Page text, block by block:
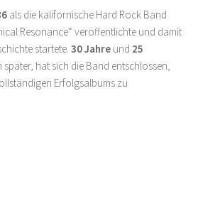
als die kalifornische Hard Rock Band
Resonance“ veröffentlichte und damit
startete. 30 Jahre und 25
später, hat sich die Band entschlossen,
Erfolgsalbums zu